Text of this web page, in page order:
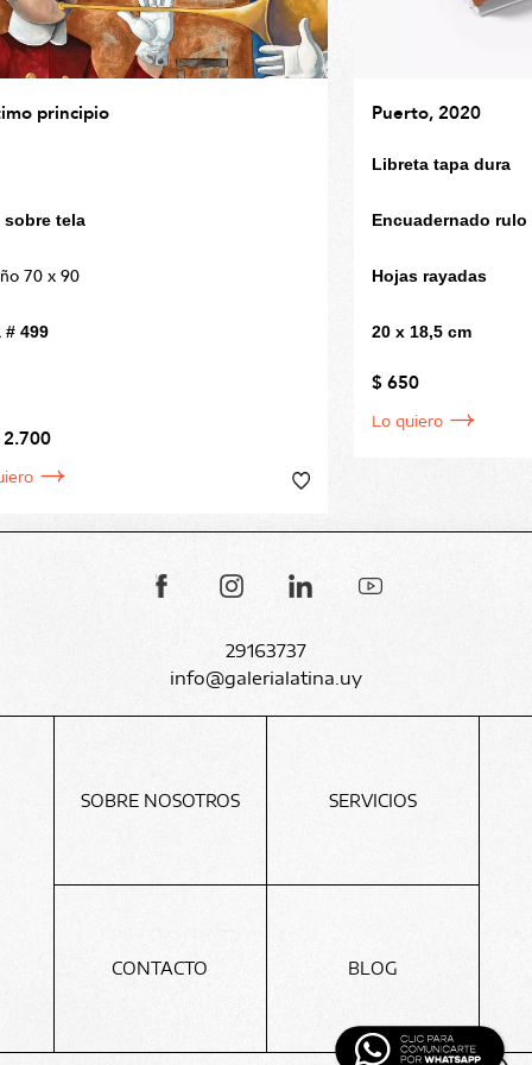
principio
sobre tela
70 x 90
# 499
2.700
Puerto, 2020
Libreta tapa dura
Encuadernado rulo
Hojas rayadas
20 x 18,5 cm
$ 650
Lo quiero
29163737
info@galerialatina.uy
SOBRE NOSOTROS SERVICIOS
CONTACTO BLOG